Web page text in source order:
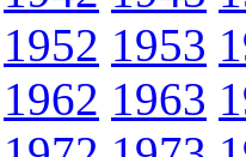
1952 1953
1962 1963